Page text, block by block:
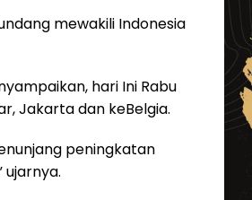
mewakili Indonesia
hari Ini Rabu
Jakarta dan keBelgia.
peningkatan
ujarnya.